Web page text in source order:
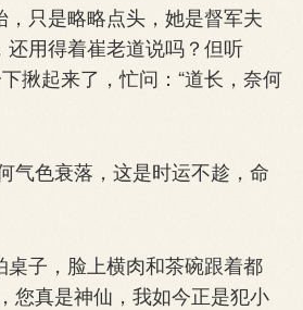
只是略略点头，她是督军夫
还用得着崔老道说吗？但听
揪起来了，忙问：“道长，奈何
色衰落，这是时运不趁，命
子，脸上横肉和茶碗跟着都
您真是神仙，我如今正是犯小